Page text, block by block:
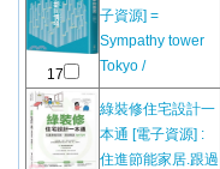
17
子資源] =
Sympathy tower
Tokyo /
綠裝修住宅設計一
本通 [電子資源] :
住進節能家居.跟過